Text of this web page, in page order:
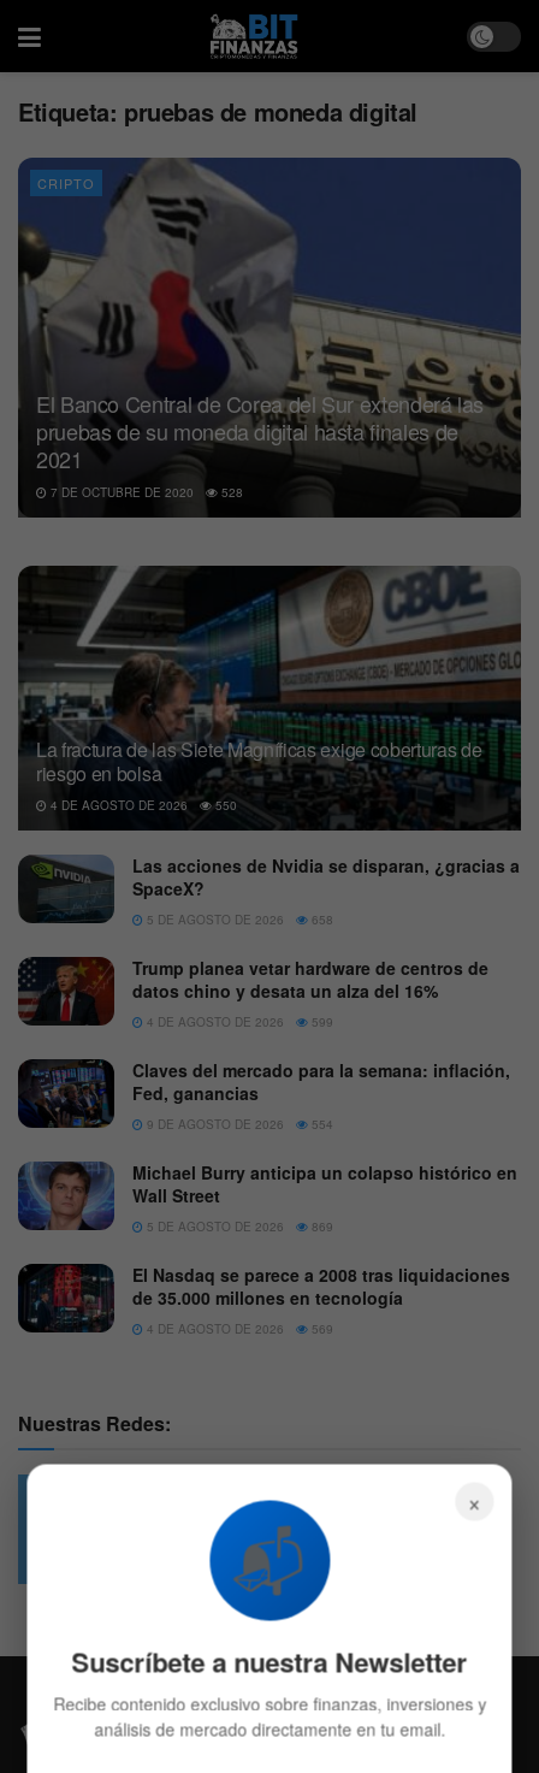
Etiqueta: pruebas de moneda digital
CRIPTO
El Banco Central de Corea del Sur extenderá las
pruebas de su moneda digital hasta finales de
2021
7 DE OCTUBRE DE 2020 528
La fractura de las Siete Magníficas exige coberturas de
riesgo en bolsa
4 DE AGOSTO DE 2026 550
Las acciones de Nvidia se disparan, ¿gracias a
SpaceX?
5 DE AGOSTO DE 2026 658
Trump planea vetar hardware de centros de
datos chino y desata un alza del 16%
4 DE AGOSTO DE 2026 599
Claves del mercado para la semana: inflación,
Fed, ganancias
9 DE AGOSTO DE 2026 554
Michael Burry anticipa un colapso histórico en
Wall Street
5 DE AGOSTO DE 2026 869
El Nasdaq se parece a 2008 tras liquidaciones
de 35.000 millones en tecnología
4 DE AGOSTO DE 2026 569
Nuestras Redes:
4.7k
Followers
×
📬
Suscríbete a nuestra Newsletter
Recibe contenido exclusivo sobre finanzas, inversiones y
análisis de mercado directamente en tu email.